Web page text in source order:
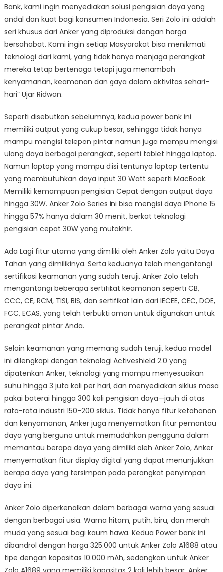
Bank, kami ingin menyediakan solusi pengisian daya yang
andal dan kuat bagi konsumen Indonesia. Seri Zolo ini adalah
seri khusus dari Anker yang diproduksi dengan harga
bersahabat. Kami ingin setiap Masyarakat bisa menikmati
teknologi dari kami, yang tidak hanya menjaga perangkat
mereka tetap bertenaga tetapi juga menambah
kenyamanan, keamanan dan gaya dalam aktivitas sehari-
hari” Ujar Ridwan.
Seperti disebutkan sebelumnya, kedua power bank ini
memiliki output yang cukup besar, sehingga tidak hanya
mampu mengisi telepon pintar namun juga mampu mengisi
ulang daya berbagai perangkat, seperti tablet hingga laptop.
Namun laptop yang mampu diisi tentunya laptop tertentu
yang membutuhkan daya input 30 Watt seperti MacBook.
Memiliki kemampuan pengisian Cepat dengan output daya
hingga 30W. Anker Zolo Series ini bisa mengisi daya iPhone 15
hingga 57% hanya dalam 30 menit, berkat teknologi
pengisian cepat 30W yang mutakhir.
Ada Lagi fitur utama yang dimiliki oleh Anker Zolo yaitu Daya
Tahan yang dimilikinya. Serta keduanya telah mengantongi
sertifikasi keamanan yang sudah teruji. Anker Zolo telah
mengantongi beberapa sertifikat keamanan seperti CB,
CCC, CE, RCM, TISI, BIS, dan sertifikat lain dari IECEE, CEC, DOE,
FCC, ECAS, yang telah terbukti aman untuk digunakan untuk
perangkat pintar Anda.
Selain keamanan yang memang sudah teruji, kedua model
ini dilengkapi dengan teknologi Activeshield 2.0 yang
dipatenkan Anker, teknologi yang mampu menyesuaikan
suhu hingga 3 juta kali per hari, dan menyediakan siklus masa
pakai baterai hingga 300 kali pengisian daya—jauh di atas
rata-rata industri 150-200 siklus. Tidak hanya fitur ketahanan
dan kenyamanan, Anker juga menyematkan fitur pemantau
daya yang berguna untuk memudahkan pengguna dalam
memantau berapa daya yang dimiliki oleh Anker Zolo, Anker
menyematkan fitur display digital yang dapat menunjukkan
berapa daya yang tersimpan pada perangkat penyimpan
daya ini.
Anker Zolo diperkenalkan dalam berbagai warna yang sesuai
dengan berbagai usia. Warna hitam, putih, biru, dan merah
muda yang sesuai bagi kaum hawa. Kedua Power bank ini
dibandrol dengan harga 325.000 untuk Anker Zolo A1688 atau
tipe dengan kapasitas 10.000 mAh, sedangkan untuk Anker
Zolo A1689 yang memiliki kapasitas 2 kali lebih besar, Anker